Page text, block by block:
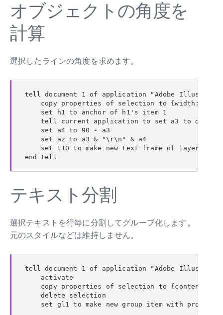
オブジェクトの角度を
計算
選択したラインの角度を求めます。
tell document 1 of application "Adobe
copy properties of selection to {width:a1,
    set h1 to anchor of h1's item 1
tell current application to set a3 to do
    set a4 to 90 - a3
    set az to a3 & "\r\n" & a4
set t10 to make new text frame of layer 1
end tell
テキスト分割
選択テキストを行毎に分割してグループ化します。
元のスタイルなどは維持しません。
tell document 1 of application "Adobe
    activate
copy properties of selection to
    delete selection
set gl1 to make new group item with